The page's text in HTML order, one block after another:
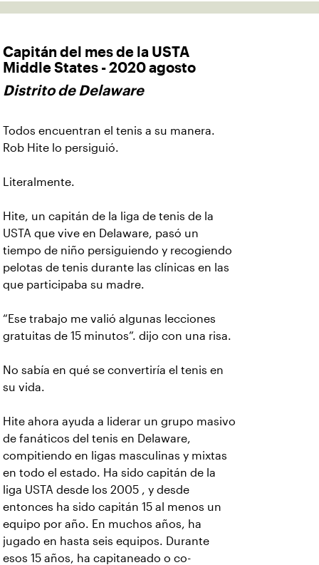
Capitán del mes de la USTA
Middle States - 2020 agosto
Distrito de Delaware
Todos encuentran el tenis a su manera.
Rob Hite lo persiguió.
Literalmente.
Hite, un capitán de la liga de tenis de la
USTA que vive en Delaware, pasó un
tiempo de niño persiguiendo y recogiendo
pelotas de tenis durante las clínicas en las
que participaba su madre.
“Ese trabajo me valió algunas lecciones
gratuitas de 15 minutos”. dijo con una risa.
No sabía en qué se convertiría el tenis en
su vida.
Hite ahora ayuda a liderar un grupo masivo
de fanáticos del tenis en Delaware,
compitiendo en ligas masculinas y mixtas
en todo el estado. Ha sido capitán de la
liga USTA desde los 2005 , y desde
entonces ha sido capitán 15 al menos un
equipo por año. En muchos años, ha
jugado en hasta seis equipos. Durante
esos 15 años, ha capitaneado o co-